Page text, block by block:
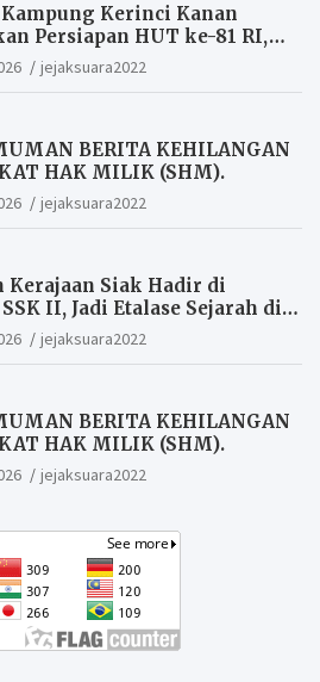
Kerinci Kanan
Persiapan HUT ke-81 RI,
ikut Upacara
Raih Hadiah
jejaksuara2022
BERITA KEHILANGAN
HAK MILIK (SHM).
jejaksuara2022
Kerajaan Siak Hadir di
II, Jadi Etalase Sejarah di
jejaksuara2022
BERITA KEHILANGAN
HAK MILIK (SHM).
jejaksuara2022